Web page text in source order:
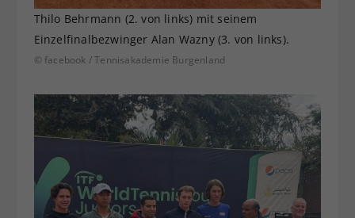
Thilo Behrmann (2. von links) mit seinem
Einzelfinalbezwinger Alan Wazny (3. von links).
© facebook / Tennisakademie Burgenland